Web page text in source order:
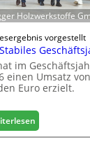
h
f
f
n
e
t
L
o
s
Holzwerkstoffe
vorgestellt
im
einen Umsatz
Euro erzielt.
:
E